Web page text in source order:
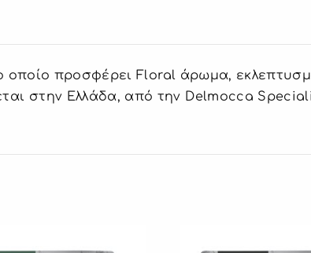
οποίο προσφέρει Floral άρωμα,
στην Ελλάδα, από την Delmocca